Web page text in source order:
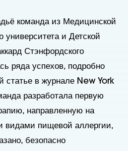
команда из Медицинской
и Детской
Стэнфордского
ряда успехов, подробно
статье в журнале New York
разработала первую
направленную на
видами пищевой аллергии,
безопасно